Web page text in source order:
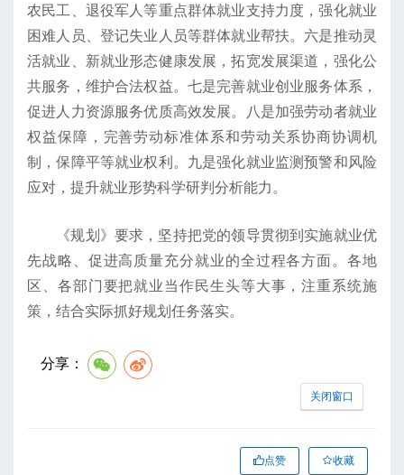
农民工、退役军人等重点群体就业支持力度，强化就业
困难人员、登记失业人员等群体就业帮扶。六是推动灵
活就业、新就业形态健康发展，拓宽发展渠道，强化公
共服务，维护合法权益。七是完善就业创业服务体系，
促进人力资源服务优质高效发展。八是加强劳动者就业
权益保障，完善劳动标准体系和劳动关系协商协调机
制，保障平等就业权利。九是强化就业监测预警和风险
应对，提升就业形势科学研判分析能力。
《规划》要求，坚持把党的领导贯彻到实施就业优
先战略、促进高质量充分就业的全过程各方面。各地
区、各部门要把就业当作民生头等大事，注重系统施
策，结合实际抓好规划任务落实。
分享：
关闭窗口
点赞 收藏